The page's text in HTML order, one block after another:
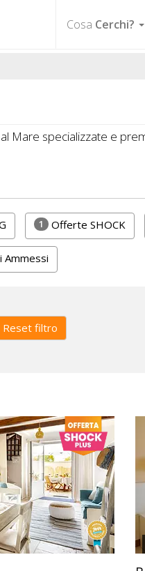
Cosa Cerchi?
Mare specializzate e
1 Offerte SHOCK
Ammessi
Reset filtro